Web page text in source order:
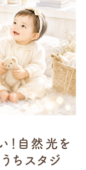
！自然光を
ちスタジ